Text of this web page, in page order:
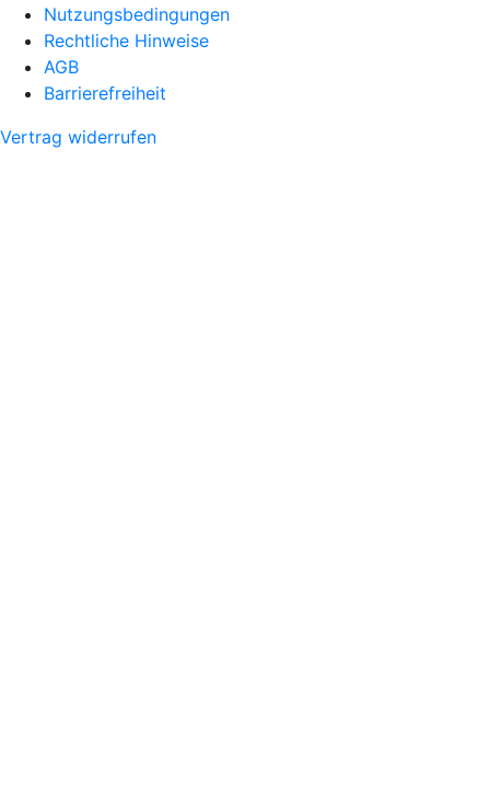
Nutzungsbedingungen
Rechtliche Hinweise
AGB
Barrierefreiheit
Vertrag widerrufen